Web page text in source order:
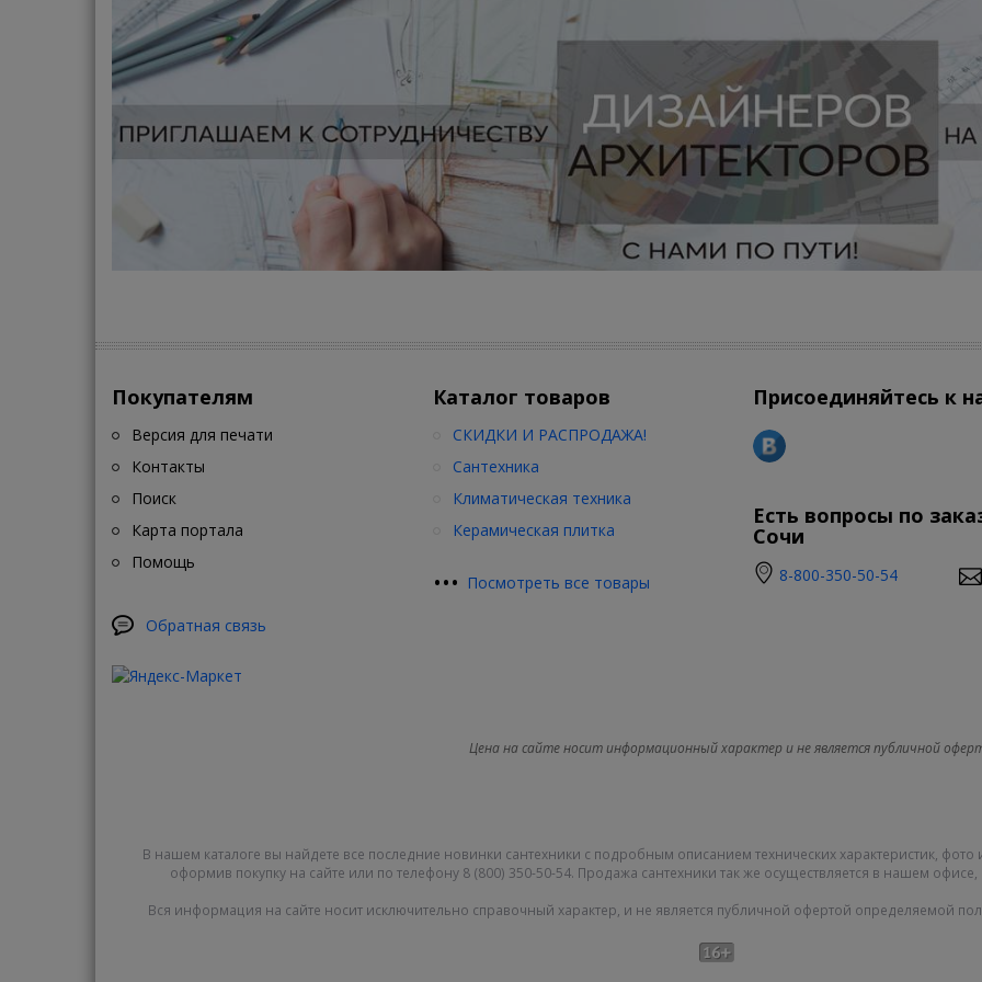
Покупателям
Версия для печати
Контакты
Поиск
Карта портала
Помощь
Обратная связь
Каталог товаров
СКИДКИ И РАСПРОДАЖА!
Сантехника
Климатическая техника
Керамическая плитка
••• Посмотреть все товары
Присоединяйтесь к
Есть вопросы по
Сочи
8-800-350-50-54
Цена на сайте носит информационный характер и не является публичной
В нашем каталоге вы найдете все последние новинки сантехники с подробным описанием технических характеристик,
оформив покупку на сайте или по телефону 8 (800) 350-50-54. Продажа сантехники так же осуществляется в нашем
Вся информация на сайте носит исключительно справочный характер, и не является публичной офертой определяемой